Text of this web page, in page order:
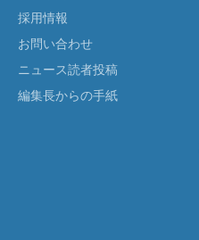
採用情報
お問い合わせ
ニュース読者投稿
編集長からの手紙